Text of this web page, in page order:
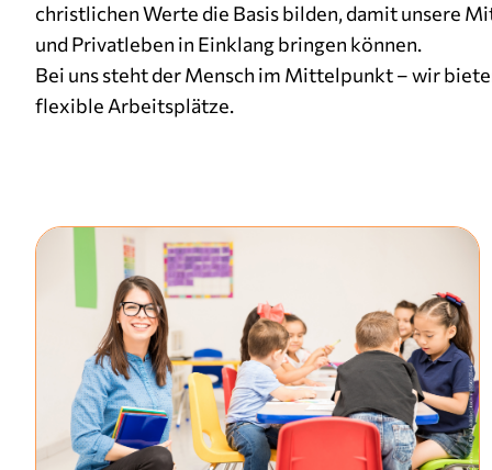
christlichen Werte die Basis bilden, damit unsere
und Privatleben in Einklang bringen können.
Bei uns steht der Mensch im Mittelpunkt – wir
flexible Arbeitsplätze.